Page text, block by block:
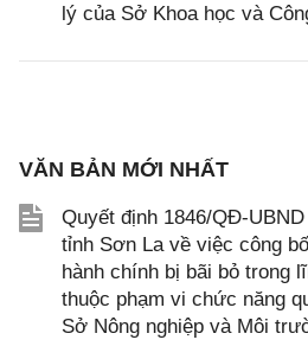
lý của Sở Khoa học và
VĂN BẢN MỚI NHẤT
Quyết định 1846/QĐ-
tỉnh Sơn La về việc công
hành chính bị bãi bỏ trong
thuộc phạm vi chức năng
Sở Nông nghiệp và Môi